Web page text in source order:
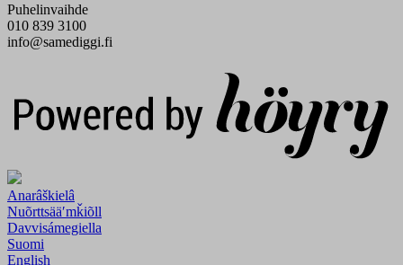
Puhelinvaihde
010 839 3100
info@samediggi.fi
Anarâškielâ
Nuõrttsääʹmǩiõll
Davvisámegiella
Suomi
English